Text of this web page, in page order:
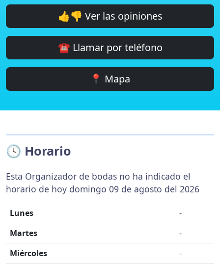
👍👎 Ver las opiniones
☎️ Llamar por teléfono
📍 Mapa
🕓 Horario
Esta Organizador de bodas no ha indicado el
horario de hoy domingo 09 de agosto del 2026
Lunes
-
Martes
-
Miércoles
-